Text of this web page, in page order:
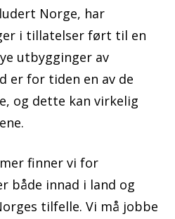
Norge, har
i tillatelser ført til en
utbygginger av
er for tiden en av de
og dette kan virkelig
finner vi for
både innad i land og
tilfelle. Vi må jobbe